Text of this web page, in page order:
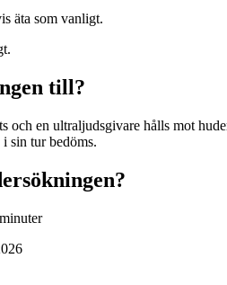
äta som vanligt.
till?
och en ultraljudsgivare hålls mot
sin tur bedöms.